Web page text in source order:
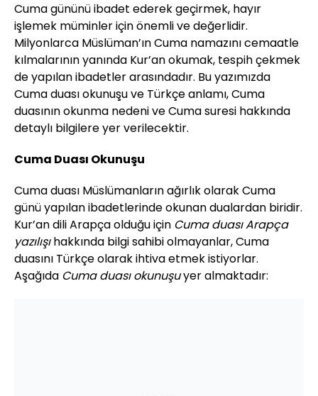
Cuma gününü ibadet ederek geçirmek, hayır
işlemek müminler için önemli ve değerlidir.
Milyonlarca Müslüman’ın Cuma namazını cemaatle
kılmalarının yanında Kur’an okumak, tespih çekmek
de yapılan ibadetler arasındadır. Bu yazımızda
Cuma duası okunuşu ve Türkçe anlamı, Cuma
duasının okunma nedeni ve Cuma suresi hakkında
detaylı bilgilere yer verilecektir.
Cuma Duası Okunuşu
Cuma duası Müslümanların ağırlık olarak Cuma
günü yapılan ibadetlerinde okunan dualardan biridir.
Kur’an dili Arapça olduğu için Cuma duası Arapça
yazılışıhakkında bilgi sahibi olmayanlar, Cuma
duasını Türkçe olarak ihtiva etmek istiyorlar.
Aşağıda Cuma duası okunuşuyer almaktadır: